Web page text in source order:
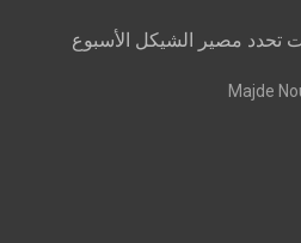
تحدد مصير الشيكل الأسبوع
Majde